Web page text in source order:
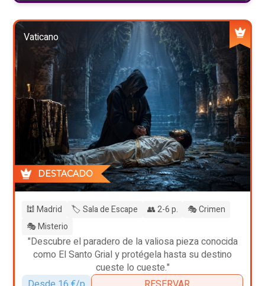
Vaticano
DESTACADO
🕍 Madrid 🏷️ Sala de Escape 👥 2-6 p.
🎭 Crimen
🎭 Misterio
"Descubre el paradero de la valiosa pieza conocida
como El Santo Grial y protégela hasta su destino
cueste lo cueste."